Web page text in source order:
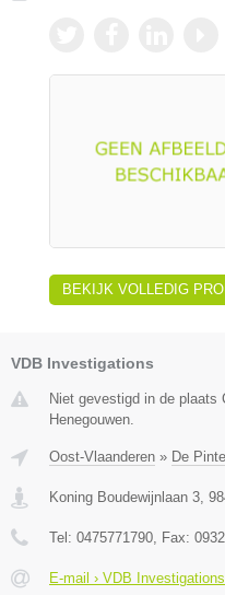
BEKIJK VOLLEDIG
VDB Investigations
Niet gevestigd in de plaats
Henegouwen.
Oost-Vlaanderen » De Pinte
Koning Boudewijnlaan 3
Tel: 0475771790 , Fax:
E-mail › VDB Investigations